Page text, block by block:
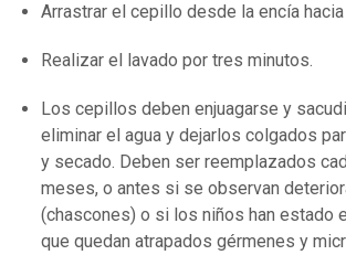
Arrastrar el cepillo desde la encía
Realizar el lavado por tres minutos.
Los cepillos deben enjuagarse y
eliminar el agua y dejarlos colgados
y secado. Deben ser reemplazados
meses, o antes si se observan
(chascones) o si los niños han estado
que quedan atrapados gérmenes y